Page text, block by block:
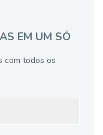
EM UM SÓ
com todos os